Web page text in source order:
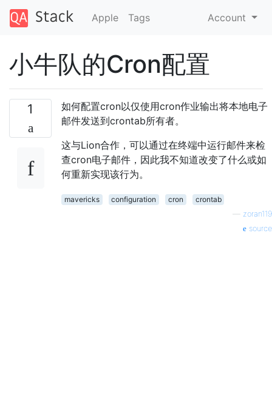
Apple Tags Account
小牛队的Cron配置
1
如何配置cron以仅使用cron作业输出将本地电子
邮件发送到crontab所有者。
这与Lion合作，可以通过在终端中运行邮件来检
查cron电子邮件，因此我不知道改变了什么或如
何重新实现该行为。
mavericks configuration cron
crontab
zoran119
source